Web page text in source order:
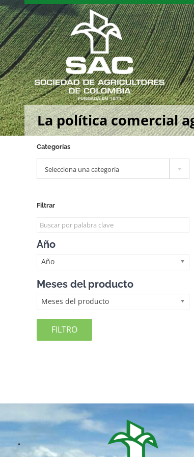
Saltar
al
contenido
La política comercial
Categorías
Selecciona una categoría
Filtrar
Año
Año
Meses del producto
Meses del producto
FILTRO